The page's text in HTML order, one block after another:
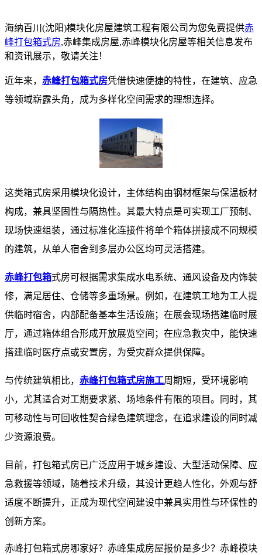
海纳百川(沈阳)模块化房屋建筑工程有限公司为您免费提供赤
峰打包箱式房,赤峰集成房屋,赤峰模块化房屋等相关信息发布
和资讯展示，敬请关注！
近年来， 赤峰打包箱式房凭借快速便捷的特性，在建筑、应急
等领域崭露头角，成为多样化空间需求的理想选择。​
这类箱式房采用模块化设计，主体结构由钢材框架与保温板材
构成，兼具坚固性与隔热性。其最大特点是可实现工厂预制、
现场快速组装，通过标准化连接件将单个箱体拼接成不同规模
的建筑，从单人宿舍到多层办公区均可灵活搭建。
赤峰打包箱式房可根据需求集成水电系统、通风设备及内饰装
修，满足居住、仓储等多重场景。例如，在建筑工地为工人提
供临时宿舍，内部配备基本生活设施；在展会现场搭建临时展
厅，通过箱体组合形成开放展览空间；在应急救灾中，能快速
搭建临时医疗点或安置房，为受灾群众提供保障。​
与传统建筑相比， 赤峰打包箱式房施工周期短，受环境影响
小，尤其适合对工期要求紧、场地条件有限的项目。同时，其
可移动性与可回收性契合绿色建筑理念，在追求建设的同时减
少资源浪费。
​ 目前，打包箱式房已广泛应用于城乡建设、大型活动保障、应
急救援等领域，随着技术升级，其设计更趋人性化，外观与舒
适度不断提升，正成为现代空间建设中兼具实用性与环保性的
创新方案。
赤峰打包箱式房哪家好？赤峰集成房屋报价是多少？赤峰模块